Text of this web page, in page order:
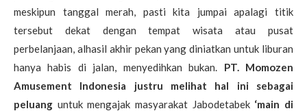
meskipun tanggal merah, pasti kita jumpai apalagi titik
tersebut dekat dengan tempat wisata atau pusat
perbelanjaan, alhasil akhir pekan yang diniatkan untuk liburan
hanya habis di jalan, menyedihkan bukan. PT. Momozen
Amusement Indonesia justru melihat hal ini sebagai
peluang untuk mengajak masyarakat Jabodetabek ‘main di